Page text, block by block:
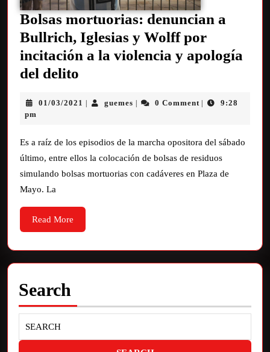
Bolsas mortuorias: denuncian a
Bullrich, Iglesias y Wolff por
incitación a la violencia y apología
del delito
01/03/2021 guemes 0 Comment
9:28
pm
Es a raíz de los episodios de la marcha opositora del sábado
último, entre ellos la colocación de bolsas de residuos
simulando bolsas mortuorias con cadáveres en Plaza de
Mayo. La
Read More
Search